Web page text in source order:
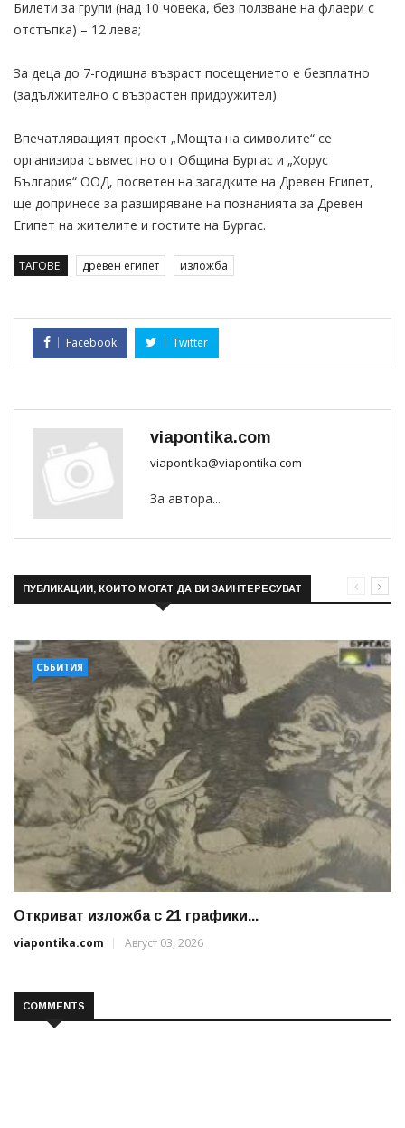
Билети за групи (над 10 човека, без ползване на флаери с
отстъпка) – 12 лева;
За деца до 7-годишна възраст посещението е безплатно
(задължително с възрастен придружител).
Впечатляващият проект „Мощта на символите“ се
организира съвместно от Община Бургас и „Хорус
България“ ООД, посветен на загадките на Древен Египет,
ще допринесе за разширяване на познанията за Древен
Египет на жителите и гостите на Бургас.
ТАГОВЕ: древен египет изложба
Facebook Twitter
viapontika.com
viapontika@viapontika.com
За автора...
ПУБЛИКАЦИИ, КОИТО МОГАТ ДА ВИ ЗАИНТЕРЕСУВАТ
СЪБИТИЯ
Откриват изложба с 21 графики...
viapontika.com
Август 03, 2026
COMMENTS